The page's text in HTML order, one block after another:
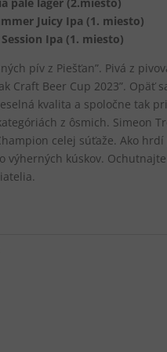
Juicy Ipa (1. miesto)
Ipa (1. miesto)
pív z Piešťan”. Pivá z
Craft Beer Cup 2023”. Opäť
kvalita a spoločne tak
z ôsmich. Simeon
celej súťaže. Ako
výherných kúskov.